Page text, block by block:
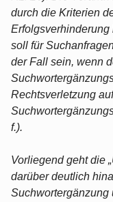
durch die Kriterien
Erfolgsverhinderung
soll für
der Fall sein, wenn
Rechtsverletzung
f.).
Vorliegend geht die
darüber deutlich
Suchwortergänzung